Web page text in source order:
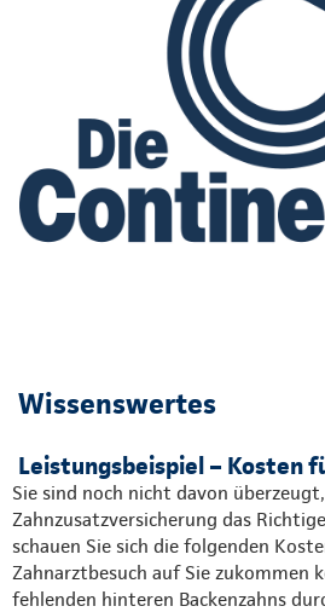
Wissenswertes
Leistungsbeispiel – Kosten
Sie sind noch nicht davon
Zahnzusatzversicherung das
schauen Sie sich die folgenden
Zahnarztbesuch auf Sie zukommen
fehlenden hinteren Backenzahns